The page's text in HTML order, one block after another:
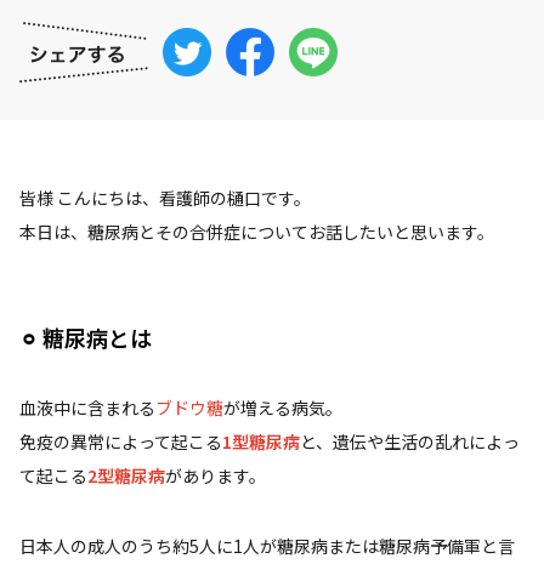
皆様 こんにちは、看護師の樋口です。
本日は、 糖尿病とその合併症についてお話したいと思います。
⚪︎ 糖尿病とは
血液中に含まれるブドウ糖が増える病気。
免疫の異常によって起こる1型糖尿病と、遺伝や生活の乱れによっ
て起こる2型糖尿病があります。
日本人の成人のうち約5人に1人が糖尿病または糖尿病予備軍と言